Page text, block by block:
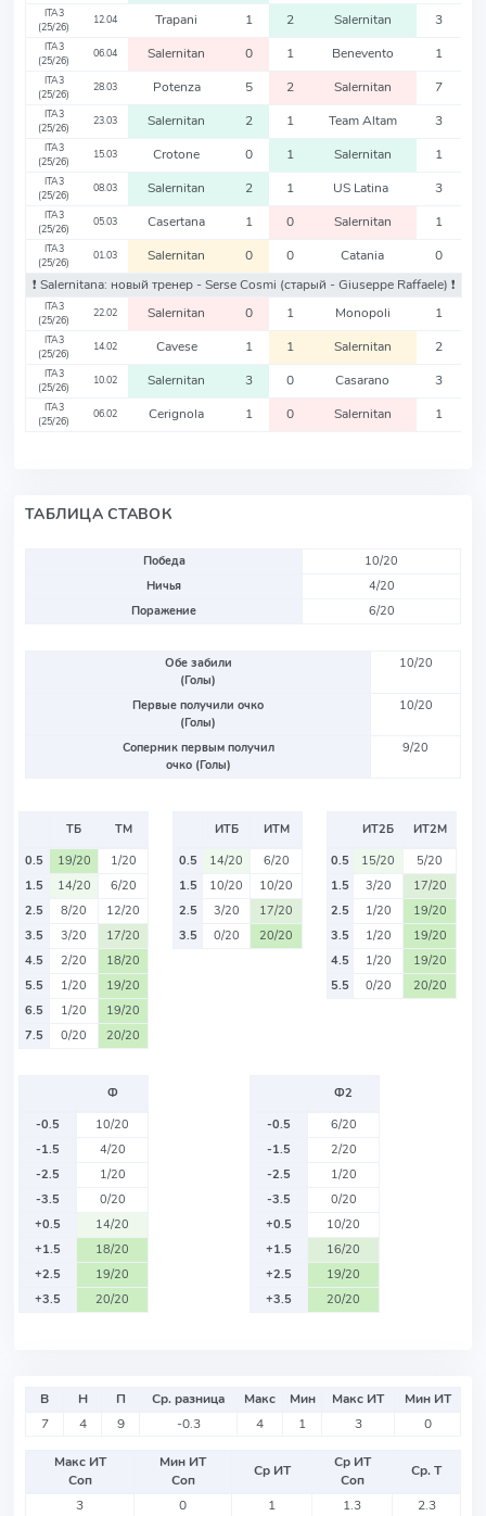
ITA3
(25/26)
12.04 Trapani 1 2 Salernitan 3
ITA3
(25/26)
06.04 Salernitan 0 1 Benevento 1
ITA3
(25/26)
28.03 Potenza 5 2 Salernitan 7
ITA3
(25/26)
23.03 Salernitan 2 1 Team Altam 3
ITA3
(25/26)
15.03 Crotone 0 1 Salernitan 1
ITA3
(25/26)
08.03 Salernitan 2 1 US Latina 3
ITA3
(25/26)
05.03 Casertana 1 0 Salernitan 1
ITA3
(25/26)
01.03 Salernitan 0 0 Catania
0
❗️ Salernitana: новый тренер - Serse Cosmi (старый - Giuseppe Raffaele) ❗️
ITA3
(25/26)
22.02 Salernitan 0 1 Monopoli 1
ITA3
(25/26)
14.02 Cavese 1 1 Salernitan 2
ITA3
(25/26)
10.02 Salernitan 3 0 Casarano 3
ITA3
(25/26)
06.02 Cerignola 1 0 Salernitan 1
ТАБЛИЦА СТАВОК
Победа
10/20
Ничья
4/20
Поражение
6/20
Обе забили
(Голы)
10/20
Первые получили очко
(Голы)
10/20
Соперник первым получил
очко (Голы)
9/20
ТБ
ТМ
0.5
19/20
1/20
1.5
14/20
6/20
2.5
8/20
12/20
3.5
3/20
17/20
4.5
2/20
18/20
5.5
1/20
19/20
6.5
1/20
19/20
7.5
0/20 20/20
ИТБ
ИТМ
0.5
14/20
6/20
1.5
10/20
10/20
2.5
3/20
17/20
3.5
0/20 20/20
ИТ2Б
ИТ2М
0.5
15/20
5/20
1.5
3/20
17/20
2.5
1/20
19/20
3.5
1/20
19/20
4.5
1/20
19/20
5.5
0/20 20/20
Ф
-0.5
10/20
-1.5
4/20
-2.5
1/20
-3.5
0/20
+0.5
14/20
+1.5
18/20
+2.5
19/20
+3.5
20/20
Ф2
-0.5
6/20
-1.5
2/20
-2.5
1/20
-3.5
0/20
+0.5
10/20
+1.5
16/20
+2.5
19/20
+3.5
20/20
В Н П Ср. разница Макс Мин Макс ИТ
Мин ИТ
7
4 9 -0.3 4 1 3 0
Макс ИТ
Соп
Мин ИТ
Соп
Ср ИТ
Ср ИТ
Соп
Ср. Т
3
0 1 1.3 2.3